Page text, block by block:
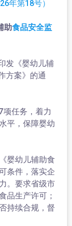
年第18号）
助食品安全监
《婴幼儿辅
方案》的通
任务，着力
平，保障婴幼
婴幼儿辅助食
条件，落实企
。要求省级市
品生产许可；
持续合规，督